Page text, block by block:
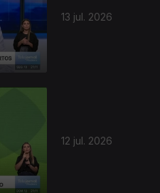
13 jul. 2026
12 jul. 2026